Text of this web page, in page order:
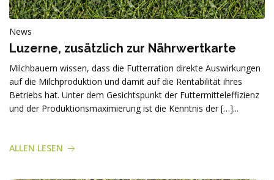
News
Luzerne, zusätzlich zur Nährwertkarte
Milchbauern wissen, dass die Futterration direkte Auswirkungen
auf die Milchproduktion und damit auf die Rentabilität ihres
Betriebs hat. Unter dem Gesichtspunkt der Futtermitteleffizienz
und der Produktionsmaximierung ist die Kenntnis der […]...
ALLEN LESEN